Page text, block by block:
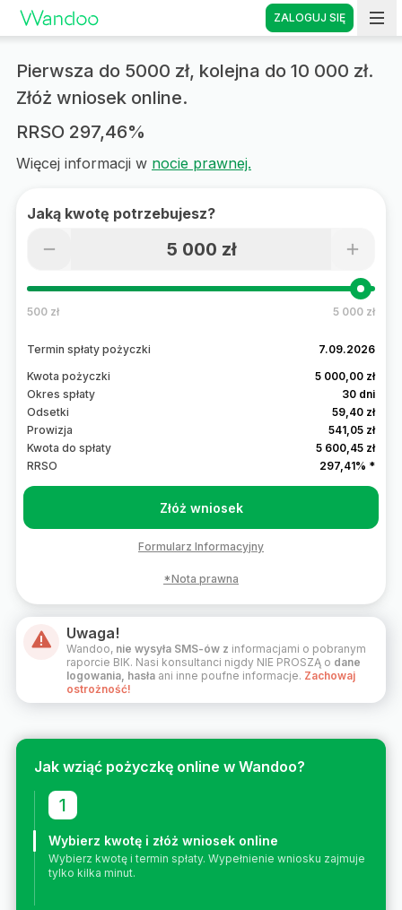
Strona główna
ZALOGUJ SIĘ
Pierwsza do 5000 zł, kolejna do 10 000 zł.
Złóż wniosek online.
RRSO 297,46%
Więcej informacji w nocie prawnej.
Jaką kwotę potrzebujesz?
5 000 zł
500 zł 5 000 zł
Termin spłaty pożyczki
7.09.2026
Kwota pożyczki
5 000,00 zł
Okres spłaty
30 dni
Odsetki
59,40 zł
Prowizja
541,05 zł
Kwota do spłaty
5 600,45 zł
RRSO
297,41% *
Złóż wniosek
Formularz Informacyjny
*Nota prawna
Uwaga!
Wandoo, nie wysyła SMS-ów z informacjami o pobranym
raporcie BIK. Nasi konsultanci nigdy NIE PROSZĄ o dane
logowania, hasła ani inne poufne informacje. Zachowaj
ostrożność!
Jak wziąć pożyczkę online w Wandoo?
1
Wybierz kwotę i złóż wniosek online
Wybierz kwotę i termin spłaty. Wypełnienie wniosku zajmuje
tylko kilka minut.